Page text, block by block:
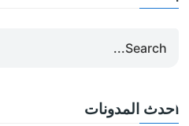
أحدث المدونات